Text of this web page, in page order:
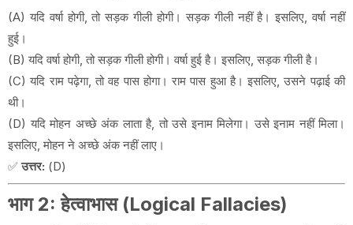
(A) यदि वर्षा होगी, तो सड़क गीली होगी। सड़क गीली नहीं है। इसलिए, वर्षा नहीं
हुई।
(B) यदि वर्षा होगी, तो सड़क गीली होगी। वर्षा हुई है। इसलिए, सड़क गीली है।
(C) यदि राम पढ़ेगा, तो वह पास होगा। राम पास हुआ है। इसलिए, उसने पढ़ाई की
थी।
(D) यदि मोहन अच्छे अंक लाता है, तो उसे इनाम मिलेगा। उसे इनाम नहीं मिला।
इसलिए, मोहन ने अच्छे अंक नहीं लाए।
✅उत्तर: (D)
भाग 2: हेत्वाभास (Logical Fallacies)